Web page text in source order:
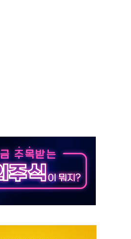
진 잔액은 사상 최고
변수"
일 만 도발
져